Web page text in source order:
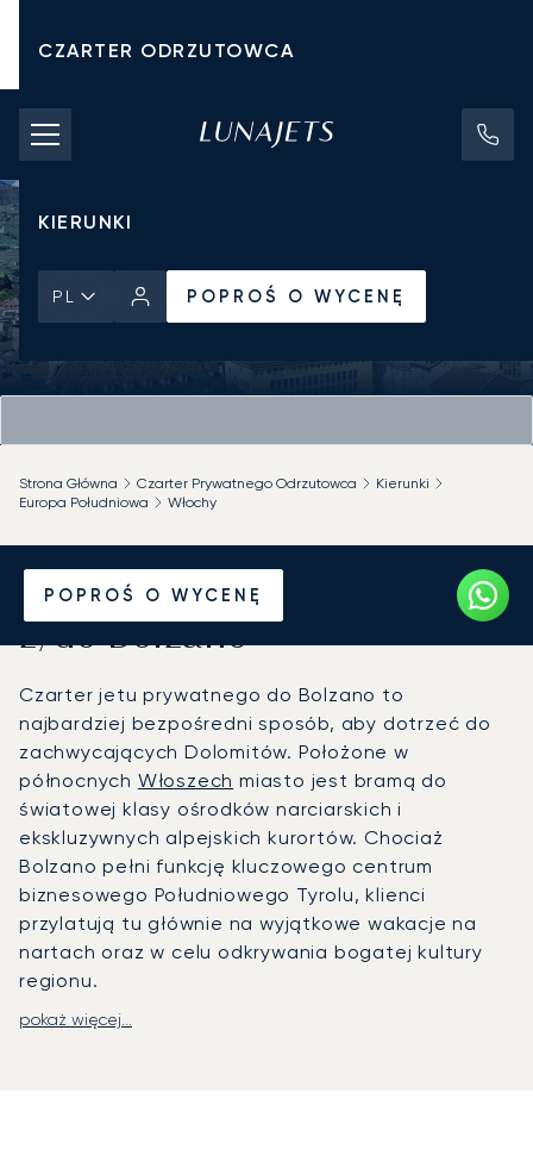
CZARTER ODRZUTOWCA
KOSZTY CZARTERU
PRYWATNE ODRZUTOWCE
KIERUNKI
PL POPROŚ O WYCENĘ
POPROŚ O WYCENĘ
Strona Główna Czarter Prywatnego Odrzutowca
Kierunki
Europa Południowa
Włochy
Wynajmij jet prywatny
z/do Bolzano
Czarter jetu prywatnego do Bolzano to
najbardziej bezpośredni sposób, aby dotrzeć do
zachwycających Dolomitów. Położone w
północnych Włoszech miasto jest bramą do
światowej klasy ośrodków narciarskich i
ekskluzywnych alpejskich kurortów. Chociaż
Bolzano pełni funkcję kluczowego centrum
biznesowego Południowego Tyrolu, klienci
przylatują tu głównie na wyjątkowe wakacje na
nartach oraz w celu odkrywania bogatej kultury
regionu.
Państwa plan lotu jest układany zgodnie z
pokaż więcej...